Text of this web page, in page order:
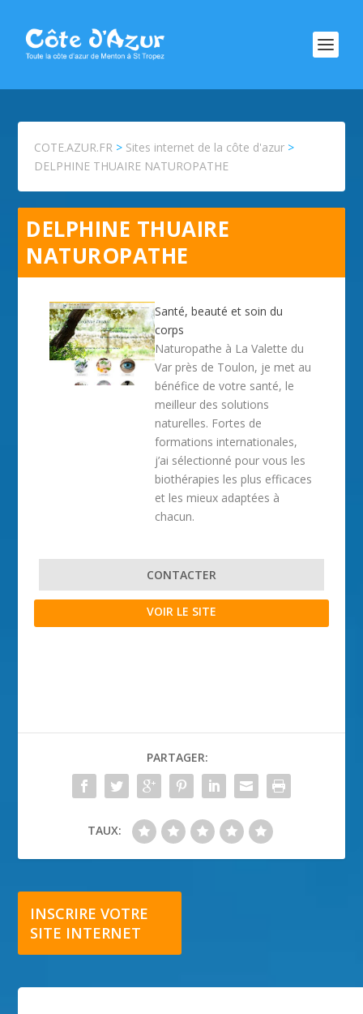
COTE.AZUR.FR > Sites internet de la côte d'azur >
DELPHINE THUAIRE NATUROPATHE
DELPHINE THUAIRE
NATUROPATHE
Santé, beauté et soin du
corps
Naturopathe à La Valette du
Var près de Toulon, je met au
bénéfice de votre santé, le
meilleur des solutions
naturelles. Fortes de
formations internationales,
j’ai sélectionné pour vous les
biothérapies les plus efficaces
et les mieux adaptées à
chacun.
CONTACTER
VOIR LE SITE
PARTAGER:
TAUX:
INSCRIRE VOTRE
SITE INTERNET